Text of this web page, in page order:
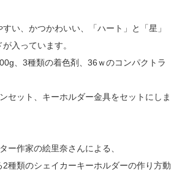
い、かつかわいい、「ハート」と「星」
入っています。
、3種類の着色剤、36ｗのコンパクトラ
セット、キーホルダー金具をセットにしま
ー作家の絵里奈さんによる、
種類のシェイカーキーホルダーの作り方動